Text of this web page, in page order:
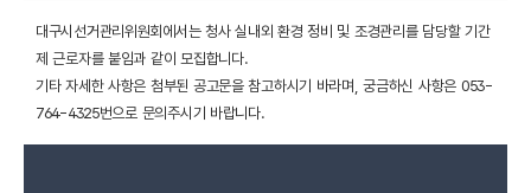
대구시선거관리위원회에서는 청사 실내외 환경 정비 및 조경관리를 담당할 기간
제 근로자를 붙임과 같이 모집합니다.
기타 자세한 사항은 첨부된 공고문을 참고하시기 바라며, 궁금하신 사항은 053-
764-4325번으로 문의주시기 바랍니다.